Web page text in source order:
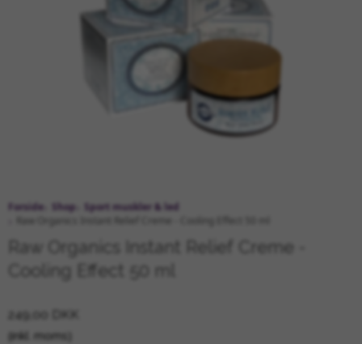
Forside Shop
Sport muskler & led
Raw Organics Instant Relief Creme -
Cooling Effect 50 ml
249,00 DKK
(inkl. moms)